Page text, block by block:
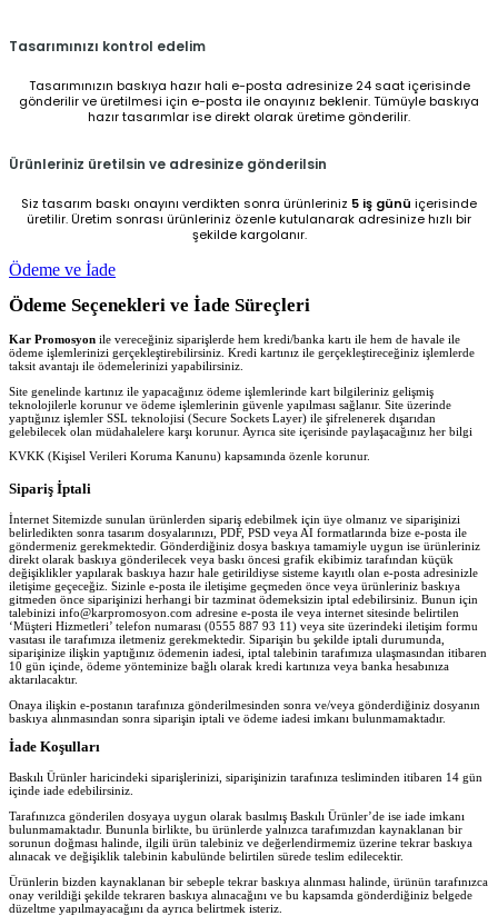
Tasarımınızı kontrol edelim
Tasarımınızın baskıya hazır hali e-posta adresinize 24 saat içerisinde
gönderilir ve üretilmesi için e-posta ile onayınız beklenir. Tümüyle baskıya
hazır tasarımlar ise direkt olarak üretime gönderilir.
Ürünleriniz üretilsin ve adresinize gönderilsin
Siz tasarım baskı onayını verdikten sonra ürünleriniz 5 iş günü içerisinde
üretilir. Üretim sonrası ürünleriniz özenle kutulanarak adresinize hızlı bir
şekilde kargolanır.
Ödeme ve İade
Ödeme Seçenekleri ve İade Süreçleri
Kar Promosyon ile vereceğiniz siparişlerde hem kredi/banka kartı ile hem de havale ile
ödeme işlemlerinizi gerçekleştirebilirsiniz. Kredi kartınız ile gerçekleştireceğiniz işlemlerde
taksit avantajı ile ödemelerinizi yapabilirsiniz.
Site genelinde kartınız ile yapacağınız ödeme işlemlerinde kart bilgileriniz gelişmiş
teknolojilerle korunur ve ödeme işlemlerinin güvenle yapılması sağlanır. Site üzerinde
yaptığınız işlemler SSL teknolojisi (Secure Sockets Layer) ile şifrelenerek dışarıdan
gelebilecek olan müdahalelere karşı korunur. Ayrıca site içerisinde paylaşacağınız her bilgi
KVKK (Kişisel Verileri Koruma Kanunu) kapsamında özenle korunur.
Sipariş İptali
İnternet Sitemizde sunulan ürünlerden sipariş edebilmek için üye olmanız ve siparişinizi
belirledikten sonra tasarım dosyalarınızı, PDF, PSD veya AI formatlarında bize e-posta ile
göndermeniz gerekmektedir. Gönderdiğiniz dosya baskıya tamamiyle uygun ise ürünleriniz
direkt olarak baskıya gönderilecek veya baskı öncesi grafik ekibimiz tarafından küçük
değişiklikler yapılarak baskıya hazır hale getirildiyse sisteme kayıtlı olan e-posta adresinizle
iletişime geçeceğiz. Sizinle e-posta ile iletişime geçmeden önce veya ürünleriniz baskıya
gitmeden önce siparişinizi herhangi bir tazminat ödemeksizin iptal edebilirsiniz. Bunun için
talebinizi info@karpromosyon.com adresine e-posta ile veya internet sitesinde belirtilen
‘Müşteri Hizmetleri’ telefon numarası (0555 887 93 11) veya site üzerindeki iletişim formu
vasıtası ile tarafımıza iletmeniz gerekmektedir. Siparişin bu şekilde iptali durumunda,
siparişinize ilişkin yaptığınız ödemenin iadesi, iptal talebinin tarafımıza ulaşmasından itibaren
10 gün içinde, ödeme yönteminize bağlı olarak kredi kartınıza veya banka hesabınıza
aktarılacaktır.
Onaya ilişkin e-postanın tarafınıza gönderilmesinden sonra ve/veya gönderdiğiniz dosyanın
baskıya alınmasından sonra siparişin iptali ve ödeme iadesi imkanı bulunmamaktadır.
İade Koşulları
Baskılı Ürünler haricindeki siparişlerinizi, siparişinizin tarafınıza tesliminden itibaren 14 gün
içinde iade edebilirsiniz.
Tarafınızca gönderilen dosyaya uygun olarak basılmış Baskılı Ürünler’de ise iade imkanı
bulunmamaktadır. Bununla birlikte, bu ürünlerde yalnızca tarafımızdan kaynaklanan bir
sorunun doğması halinde, ilgili ürün talebiniz ve değerlendirmemiz üzerine tekrar baskıya
alınacak ve değişiklik talebinin kabulünde belirtilen sürede teslim edilecektir.
Ürünlerin bizden kaynaklanan bir sebeple tekrar baskıya alınması halinde, ürünün tarafınızca
onay verildiği şekilde tekraren baskıya alınacağını ve bu kapsamda gönderdiğiniz belgede
düzeltme yapılmayacağını da ayrıca belirtmek isteriz.